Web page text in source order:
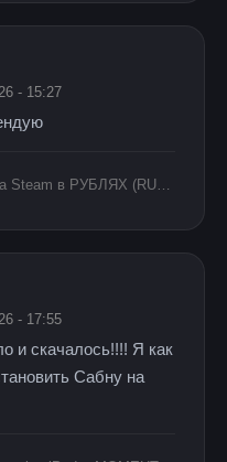
- 15:27
₽₽ 💳 Пополнение баланса Steam в РУБЛЯХ (RUB) ₽ БЫСТРО
- 17:55
и скачалось!!!! Я как
Сабну на